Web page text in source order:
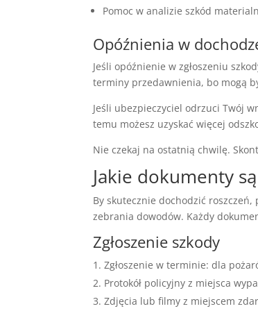
Pomoc w analizie szkód
Opóźnienia w
Jeśli opóźnienie w zgłoszeniu
terminy przedawnienia, bo mogą
Jeśli ubezpieczyciel odrzuci Twój
temu możesz uzyskać więcej
Nie czekaj na ostatnią chwilę.
Jakie dokumenty
By skutecznie dochodzić
zebrania dowodów. Każdy
Zgłoszenie szkody
Zgłoszenie w terminie: dla
Protokół policyjny z miejsca
Zdjęcia lub filmy z miejscem